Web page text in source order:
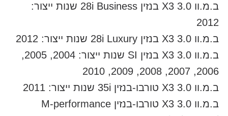
ב.מ.וו X3 3.0 בנזין 28i Business שנות ייצור:
2012
ב.מ.וו X3 3.0 בנזין 28i Luxury שנות ייצור: 2012
ב.מ.וו X3 3.0 בנזין SI שנות ייצור: 2004, 2005,
2006, 2007, 2008, 2009, 2010
ב.מ.וו X3 3.0 טורבו-בנזין 35i שנות ייצור: 2011
ב.מ.וו X3 3.0 טורבו-בנזין M-performance